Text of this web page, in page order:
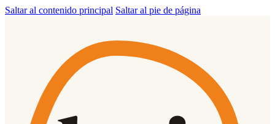
Saltar al contenido principal Saltar al pie de página